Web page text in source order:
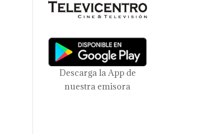
Descarga la App de
nuestra emisora